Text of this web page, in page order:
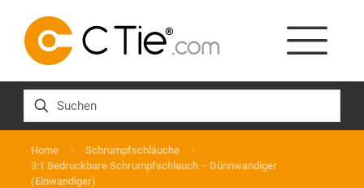
Home
Schrumpfschläuche
3:1 Bedruckbare Schrumpfschlauch – Dünnwandiger
(Einwandiger)